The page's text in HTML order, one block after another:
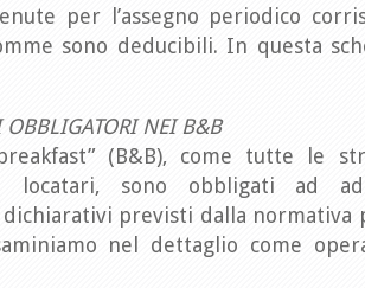
per l’assegno periodico
sono deducibili. In questa
NEI B&B
(B&B), come tutte le
locatari, sono obbligati ad
previsti dalla normativa
nel dettaglio come